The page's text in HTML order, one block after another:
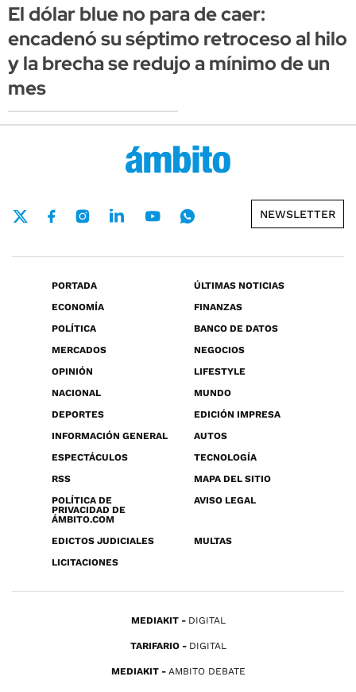
El dólar blue no para de caer:
encadenó su séptimo retroceso al hilo
y la brecha se redujo a mínimo de un
mes
NEWSLETTER
PORTADA
ÚLTIMAS NOTICIAS
ECONOMÍA
FINANZAS
POLÍTICA
BANCO DE DATOS
MERCADOS
NEGOCIOS
OPINIÓN
LIFESTYLE
NACIONAL
MUNDO
DEPORTES
EDICIÓN IMPRESA
INFORMACIÓN GENERAL
AUTOS
ESPECTÁCULOS
TECNOLOGÍA
RSS
MAPA DEL SITIO
POLÍTICA DE
PRIVACIDAD DE
ÁMBITO.COM
AVISO LEGAL
EDICTOS JUDICIALES
MULTAS
LICITACIONES
MEDIAKIT DIGITAL
TARIFARIO DIGITAL
MEDIAKIT AMBITO DEBATE